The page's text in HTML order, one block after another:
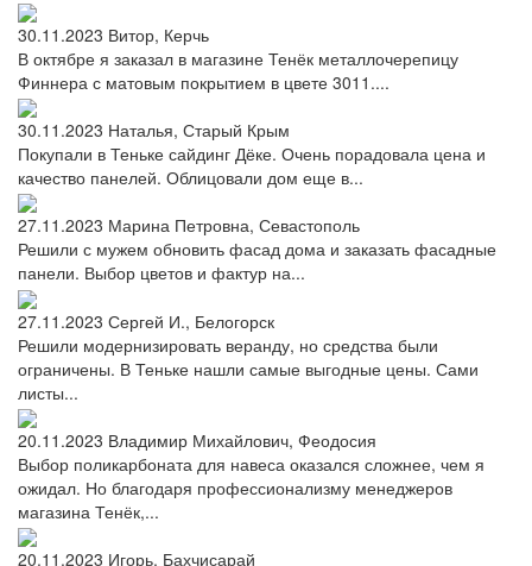
30.11.2023 Витор, Керчь
В октябре я заказал в магазине Тенёк металлочерепицу
Финнера с матовым покрытием в цвете 3011....
30.11.2023 Наталья, Старый Крым
Покупали в Теньке сайдинг Дёке. Очень порадовала цена и
качество панелей. Облицовали дом еще в...
27.11.2023 Марина Петровна, Севастополь
Решили с мужем обновить фасад дома и заказать фасадные
панели. Выбор цветов и фактур на...
27.11.2023 Сергей И., Белогорск
Решили модернизировать веранду, но средства были
ограничены. В Теньке нашли самые выгодные цены. Сами
листы...
20.11.2023 Владимир Михайлович, Феодосия
Выбор поликарбоната для навеса оказался сложнее, чем я
ожидал. Но благодаря профессионализму менеджеров
магазина Тенёк,...
20.11.2023 Игорь, Бахчисарай